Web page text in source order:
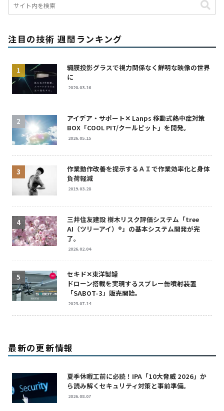
注目の技術 週間ランキング
網膜投影グラスで視力関係なく鮮明な映像の世界
に
2020.03.16
アイデア・サポート✕ Lanps 移動式熱中症対策
BOX「COOL PIT/クールピット」を開発。
2026.05.15
作業動作改善を提示するＡＩで作業効率化と身体
負荷軽減
2019.03.28
三井住友建設 樹木リスク評価システム「tree
AI（ツリーアイ）®」の基本システム開発が完
了。
2026.02.04
セキド✕東洋製罐
ドローン搭載を実現するスプレー缶噴射装置
「SABOT-3」販売開始。
2023.07.14
最新の更新情報
夏季休暇工前に必読！IPA「10大脅威 2026」か
ら読み解くセキュリティ対策と事前準備。
2026.08.07